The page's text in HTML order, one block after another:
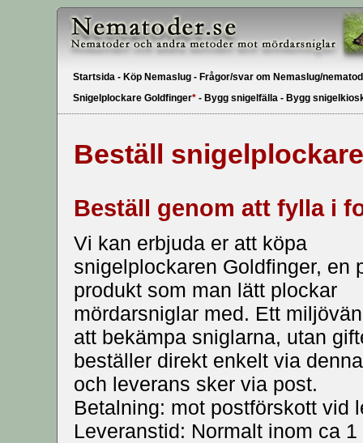
Startsida - Köp Nemaslug - Frågor/svar om Nemaslug/
Snigelplockare Goldfinger* - Bygg snigelfälla - Bygg
Beställ
Beställ genom att fylla i
Vi kan erbjuda er att köpa
snigelplockaren Goldfinger, en
produkt som man lätt plockar
mördarsniglar med. Ett
att bekämpa sniglarna, utan
beställer direkt enkelt via
och leverans sker via post.
Betalning: mot postförskott vid
Leveranstid: Normalt inom ca